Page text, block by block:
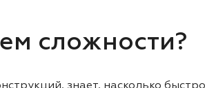
сложности?